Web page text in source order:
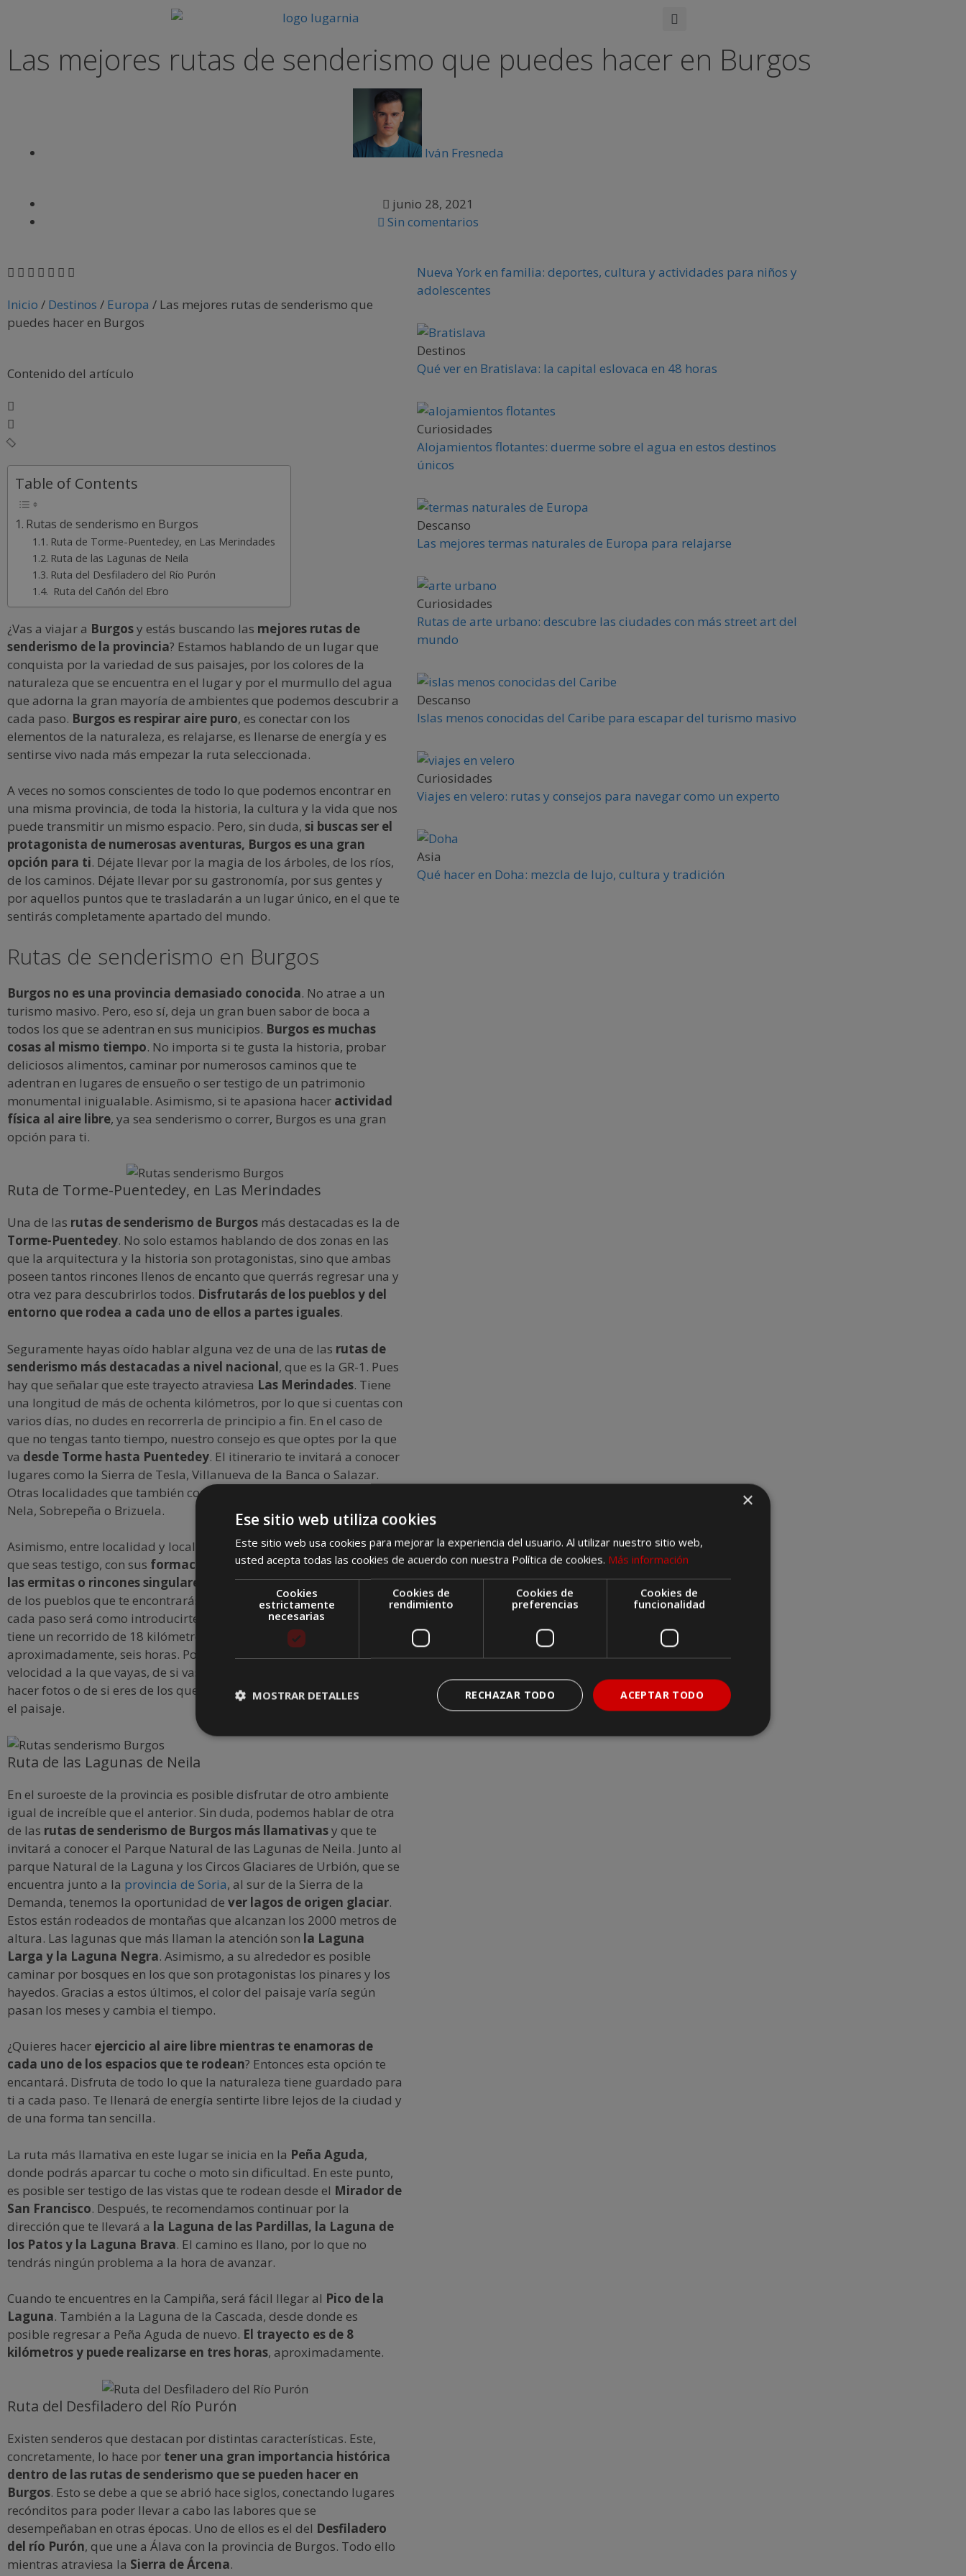
Las mejores rutas de senderismo que puedes hacer en Burgos
Iván Fresneda
junio 28, 2021
Sin comentarios
Inicio / Destinos / Europa / Las mejores rutas de senderismo que
puedes hacer en Burgos
Contenido del artículo
Table of Contents
Rutas de senderismo en Burgos
Ruta de Torme-Puentedey, en Las Merindades
Ruta de las Lagunas de Neila
Ruta del Desfiladero del Río Purón
Ruta del Cañón del Ebro
¿Vas a viajar a Burgosy estás buscando las mejores rutas de
senderismo de la provincia? Estamos hablando de un lugar que
conquista por la variedad de sus paisajes, por los colores de la
naturaleza que se encuentra en el lugar y por el murmullo del agua
que adorna la gran mayoría de ambientes que podemos descubrir a
cada paso. Burgos es respirar aire puro, es conectar con los
elementos de la naturaleza, es relajarse, es llenarse de energía y es
sentirse vivo nada más empezar la ruta seleccionada.
A veces no somos conscientes de todo lo que podemos encontrar en
una misma provincia, de toda la historia, la cultura y la vida que nos
puede transmitir un mismo espacio. Pero, sin duda, si buscas ser el
protagonista de numerosas aventuras, Burgos es una gran
opción para ti. Déjate llevar por la magia de los árboles, de los ríos,
de los caminos. Déjate llevar por su gastronomía, por sus gentes y
por aquellos puntos que te trasladarán a un lugar único, en el que te
sentirás completamente apartado del mundo.
Rutas de senderismo en Burgos
Burgos no es una provincia demasiado conocida. No atrae a un
turismo masivo. Pero, eso sí, deja un gran buen sabor de boca a
todos los que se adentran en sus municipios. Burgos es muchas
cosas al mismo tiempo. No importa si te gusta la historia, probar
deliciosos alimentos, caminar por numerosos caminos que te
adentran en lugares de ensueño o ser testigo de un patrimonio
monumental inigualable. Asimismo, si te apasiona hacer actividad
física al aire libre, ya sea senderismo o correr, Burgos es una gran
opción para ti.
Ruta de Torme-Puentedey, en Las Merindades
Una de las rutas de senderismo de Burgos más destacadas es la de
Torme-Puentedey. No solo estamos hablando de dos zonas en las
que la arquitectura y la historia son protagonistas, sino que ambas
poseen tantos rincones llenos de encanto que querrás regresar una y
otra vez para descubrirlos todos. Disfrutarás de los pueblos y del
entorno que rodea a cada uno de ellos a partes iguales.
Seguramente hayas oído hablar alguna vez de una de las rutas de
senderismo más destacadas a nivel nacional, que es la GR-1. Pues
hay que señalar que este trayecto atraviesa Las Merindades. Tiene
una longitud de más de ochenta kilómetros, por lo que si cuentas con
varios días, no dudes en recorrerla de principio a fin. En el caso de
que no tengas tanto tiempo, nuestro consejo es que optes por la que
va desde Torme hasta Puentedey. El itinerario te invitará a conocer
lugares como la Sierra de Tesla, Villanueva de la Banca o Salazar.
Otras localidades que también conocerás realizando esta ruta serán
Nela, Sobrepeña o Brizuela.
Asimismo, entre localidad y localidad, serán muchas las vistas de las
que seas testigo, con sus formaciones montañosas, sus caserones,
las ermitas o rincones singulares
de los que se componen muchos
de los pueblos que te encontrarás según avances. De este modo,
cada paso será como introducirte en un mundo nuevo. El itinerario
tiene un recorrido de 18 kilómetros y puede hacerse en,
aproximadamente, seis horas. Por supuesto, todo dependerá de la
velocidad a la que vayas, de si vas acompañado, de si te paras a
hacer fotos o de si eres de los que observan cada detalle que forma
el paisaje.
Ruta de las Lagunas de Neila
En el suroeste de la provincia es posible disfrutar de otro ambiente
igual de increíble que el anterior. Sin duda, podemos hablar de otra
de las rutas de senderismo de Burgos más llamativasy que te
invitará a conocer el Parque Natural de las Lagunas de Neila. Junto al
parque Natural de la Laguna y los Circos Glaciares de Urbión, que se
encuentra junto a la provincia de Soria, al sur de la Sierra de la
Demanda, tenemos la oportunidad de ver lagos de origen glaciar.
Estos están rodeados de montañas que alcanzan los 2000 metros de
altura. Las lagunas que más llaman la atención son la Laguna
Larga y la Laguna Negra. Asimismo, a su alrededor es posible
caminar por bosques en los que son protagonistas los pinares y los
hayedos. Gracias a estos últimos, el color del paisaje varía según
pasan los meses y cambia el tiempo.
¿Quieres hacer ejercicio al aire libre mientras te enamoras de
cada uno de los espacios que te rodean? Entonces esta opción te
encantará. Disfruta de todo lo que la naturaleza tiene guardado para
ti a cada paso. Te llenará de energía sentirte libre lejos de la ciudad y
de una forma tan sencilla.
La ruta más llamativa en este lugar se inicia en la Peña Aguda,
donde podrás aparcar tu coche o moto sin dificultad. En este punto,
es posible ser testigo de las vistas que te rodean desde el Mirador de
San Francisco. Después, te recomendamos continuar por la
dirección que te llevará a la Laguna de las Pardillas, la Laguna de
los Patos y la Laguna Brava. El camino es llano, por lo que no
tendrás ningún problema a la hora de avanzar.
Cuando te encuentres en la Campiña, será fácil llegar al Pico de la
Laguna. También a la Laguna de la Cascada, desde donde es
posible regresar a Peña Aguda de nuevo. El trayecto es de 8
kilómetros y puede realizarse en tres horas, aproximadamente.
Ruta del Desfiladero del Río Purón
Existen senderos que destacan por distintas características. Este,
concretamente, lo hace por tener una gran importancia histórica
dentro de las rutas de senderismo que se pueden hacer en
Burgos. Esto se debe a que se abrió hace siglos, conectando lugares
recónditos para poder llevar a cabo las labores que se
desempeñaban en otras épocas. Uno de ellos es el del Desfiladero
del río Purón, que une a Álava con la provincia de Burgos. Todo ello
mientras atraviesa la Sierra de Árcena.
Nueva York en familia: deportes, cultura y actividades para niños y
adolescentes
Destinos
Qué ver en Bratislava: la capital eslovaca en 48 horas
Curiosidades
Alojamientos flotantes: duerme sobre el agua en estos destinos
únicos
Descanso
Las mejores termas naturales de Europa para relajarse
Curiosidades
Rutas de arte urbano: descubre las ciudades con más street art del
mundo
Descanso
Islas menos conocidas del Caribe para escapar del turismo masivo
Curiosidades
Viajes en velero: rutas y consejos para navegar como un experto
Asia
Qué hacer en Doha: mezcla de lujo, cultura y tradición
×
Ese sitio web utiliza cookies
Este sitio web usa cookies para mejorar la experiencia del usuario. Al utilizar nuestro sitio web,
usted acepta todas las cookies de acuerdo con nuestra Política de cookies. Más información
Cookies
estrictamente
necesarias
Cookies de
rendimiento
Cookies de
preferencias
Cookies de
funcionalidad
ACEPTAR TODO
RECHAZAR TODO
MOSTRAR DETALLES